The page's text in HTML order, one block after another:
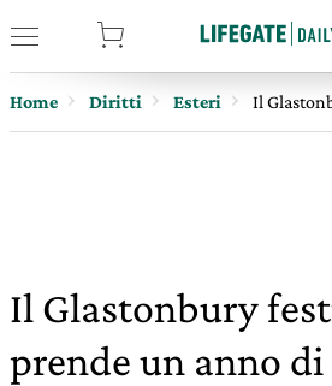
Home Diritti Esteri Il
Il Glastonbury
prende un anno di